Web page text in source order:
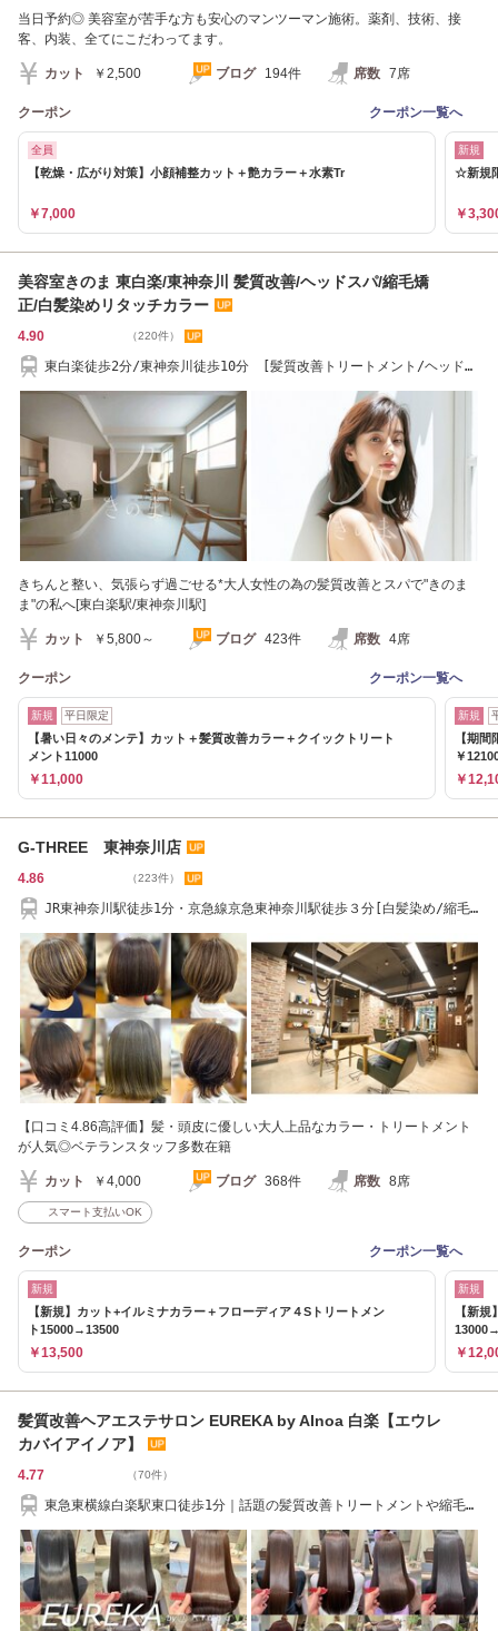
当日予約◎ 美容室が苦手な方も安心のマンツーマン施術。薬剤、技術、接
客、内装、全てにこだわってます。
カット ￥2,500 ブログ 194件 席数 7席
クーポン クーポン一覧へ
全員
【乾燥・広がり対策】小顔補整カット＋艶カラー＋水素Tr
￥7,000
新規
☆新規
￥
美容室きのま 東白楽/東神奈川 髪質改善/ヘッドスパ/縮毛矯
正/白髪染めリタッチカラー
4.90 （220件）
東白楽徒歩2分/東神奈川徒歩10分 [髪質改善トリートメント/ヘッドス
きちんと整い、気張らず過ごせる*大人女性の為の髪質改善とスパで"きのま
ま"の私へ[東白楽駅/東神奈川駅]
カット ￥5,800～ ブログ 423件 席数 4席
クーポン クーポン一覧へ
新規 平日限定
【暑い日々のメンテ】カット＋髪質改善カラー＋クイックトリート
メント11000
￥11,000
新規
【期
￥
￥
G-THREE 東神奈川店
4.86 （223件）
JR東神奈川駅徒歩1分・京急線京急東神奈川駅徒歩３分[白髪染め/縮毛
【口コミ4.86高評価】髪・頭皮に優しい大人上品なカラー・トリートメント
が人気◎ベテランスタッフ多数在籍
カット ￥4,000 ブログ 368件 席数 8席
スマート支払いOK
クーポン クーポン一覧へ
新規
【新規】カット+イルミナカラー＋フローディア４Sトリートメン
ト15000→13500
￥13,500
新規
【新
￥
髪質改善ヘアエステサロン EUREKA by AInoa 白楽【エウレ
カバイアイノア】
4.77 （70件）
東急東横線白楽駅東口徒歩1分｜話題の髪質改善トリートメントや縮毛矯